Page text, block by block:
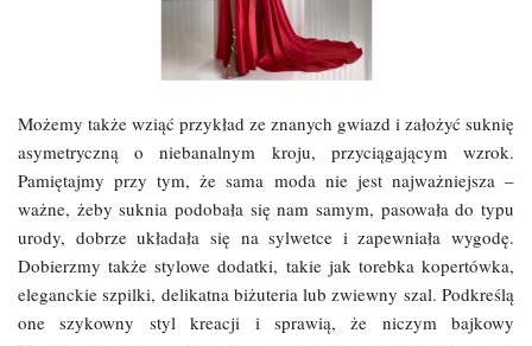
Możemy także wziąć przykład ze znanych gwiazd i założyć suknię
asymetryczną o niebanalnym kroju, przyciągającym wzrok.
Pamiętajmy przy tym, że sama moda nie jest najważniejsza –
ważne, żeby suknia podobała się nam samym, pasowała do typu
urody, dobrze układała się na sylwetce i zapewniała wygodę.
Dobierzmy także stylowe dodatki, takie jak torebka kopertówka,
eleganckie szpilki, delikatna biżuteria lub zwiewny szal. Podkreślą
one szykowny styl kreacji i sprawią, że niczym bajkowy